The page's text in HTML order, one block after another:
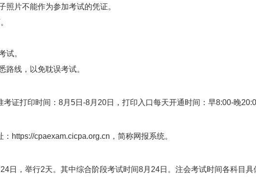
照片不能作为参加考试的凭证。
试。
路线，以免耽误考试。
证打印时间：8月5日-8月20日，打印入口每天开通时间：早8:00-晚
https://cpaexam.cicpa.org.cn，简称网报系统。
日，举行2天。其中综合阶段考试时间8月24日。注会考试时间各科目具